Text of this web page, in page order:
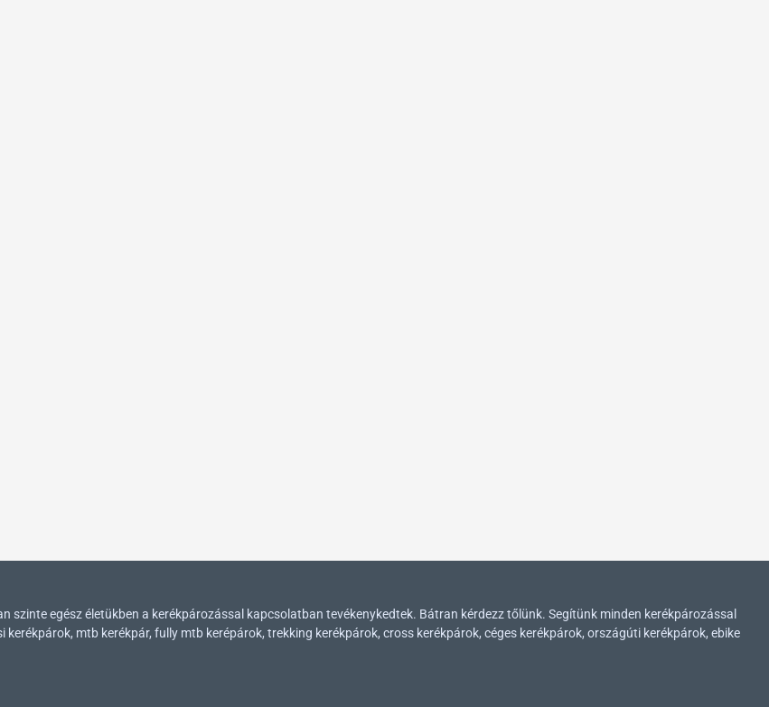
egész életükben a kerékpározással kapcsolatban tevékenykedtek. Bátran kérdezz tőlünk. Segítünk minden kerékpározással
mtb kerékpár, fully mtb kerépárok, trekking kerékpárok, cross kerékpárok, céges kerékpárok, országúti kerékpárok, ebike